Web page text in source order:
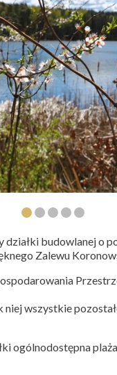
budowlanej o
Zalewu
wszystkie
ogólnodostępna